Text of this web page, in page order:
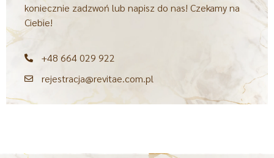
koniecznie zadzwoń lub napisz do nas! Czekamy na
Ciebie!
+48 664 029 922
rejestracja@revitae.com.pl